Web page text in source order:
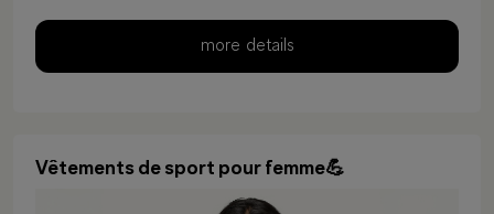
more details
Vêtements de sport pour femme💪